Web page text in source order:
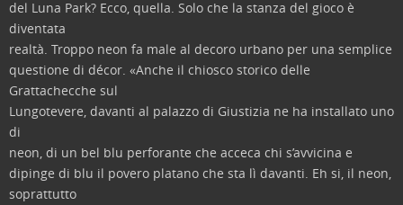
del Luna Park? Ecco, quella. Solo che la stanza del gioco è
diventata
realtà. Troppo neon fa male al decoro urbano per una semplice
questione di décor. «Anche il chiosco storico delle
Grattachecche sul
Lungotevere, davanti al palazzo di Giustizia ne ha installato uno
di
neon, di un bel blu perforante che acceca chi s’avvicina e
dipinge di blu il povero platano che sta lì davanti. Eh si, il neon,
soprattutto